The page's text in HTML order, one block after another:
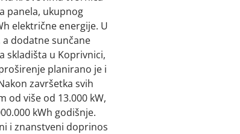
panela, ukupnog
električne energije. U
dodatne sunčane
skladišta u Koprivnici,
planirano je i
završetka svih
od više od 13.000 kW,
kWh godišnje.
i znanstveni doprinos